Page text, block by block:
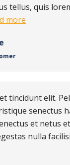
tellus, quis
more
tincidunt elit.
senectus
et netus
nulla